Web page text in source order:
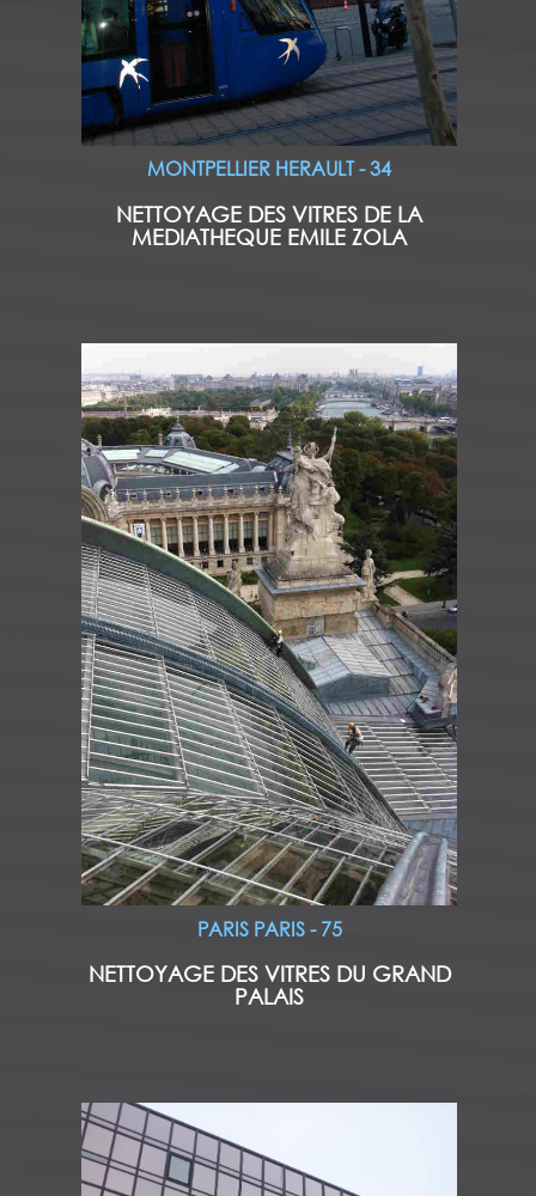
MONTPELLIER HERAULT - 34
NETTOYAGE DES VITRES DE LA
MEDIATHEQUE EMILE ZOLA
PARIS PARIS - 75
NETTOYAGE DES VITRES DU GRAND
PALAIS